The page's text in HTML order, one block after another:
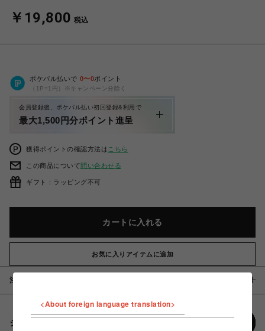
￥19,800 税込
ポケパル払いで 0〜0ポイント
（1P=1円）※キャンペーン分除く
会員登録後、ポケパル払い初回登録&利用で
最大1,500円分ポイント進呈
獲得ポイントの確認方法は こちら
この商品について問い合わせる
ギフト：ラッピング不可
カートに入れる
お気に入りアイテムに追加
注意事項
シェアする
<About foreign language translation>